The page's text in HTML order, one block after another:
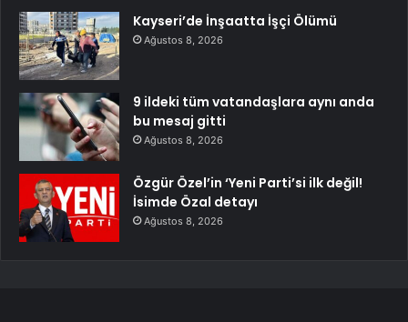
Kayseri’de İnşaatta İşçi Ölümü
Ağustos 8, 2026
9 ildeki tüm vatandaşlara aynı anda
bu mesaj gitti
Ağustos 8, 2026
Özgür Özel’in ‘Yeni Parti’si ilk değil!
İsimde Özal detayı
Ağustos 8, 2026